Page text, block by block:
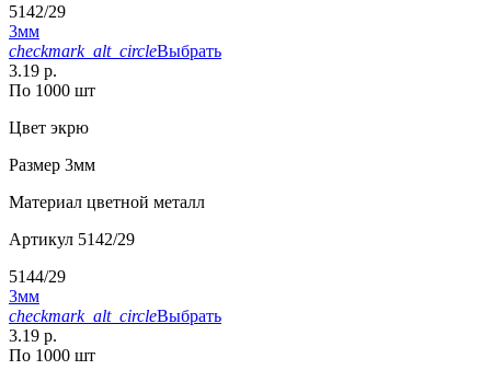
5142/29
3мм
checkmark_alt_circleВыбрать
3.19 р.
По 1000 шт
Цвет экрю
Размер 3мм
Материал цветной металл
Артикул 5142/29
5144/29
3мм
checkmark_alt_circleВыбрать
3.19 р.
По 1000 шт